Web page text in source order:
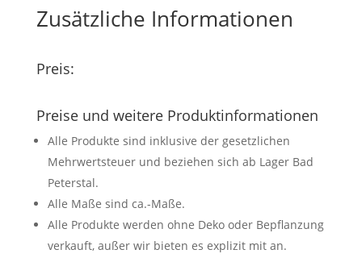
Zusätzliche Informationen
Preis:
Preise und weitere Produktinformationen
Alle Produkte sind inklusive der gesetzlichen
Mehrwertsteuer und beziehen sich ab Lager Bad
Peterstal.
Alle Maße sind ca.-Maße.
Alle Produkte werden ohne Deko oder Bepflanzung
verkauft, außer wir bieten es explizit mit an.